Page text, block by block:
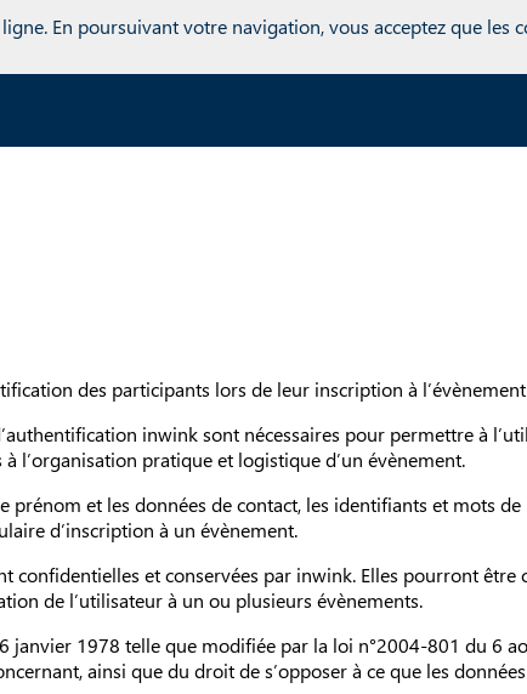
des participants lors de leur inscription à
inwink sont nécessaires pour permettre à
l’organisation pratique et logistique d’un évènement.
et les données de contact, les identifiants et mots
d’inscription à un évènement.
confidentielles et conservées par inwink. Elles pourront
de l’utilisateur à un ou plusieurs évènements.
1978 telle que modifiée par la loi n°2004-801 du 6
ainsi que du droit de s’opposer à ce que les
En poursuivant votre navigation, vous acceptez que les
"mytracker", innerContent : '(function() {\r\n var didInit =
s.type = 'text/
{\r\n if (this.readyState == 'complete' ||
}, trackPage: function(location){},